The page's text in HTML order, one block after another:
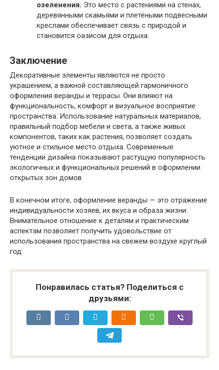
озеленения. Это место с растениями на стенах,
деревянными скамьями и плетёными подвесными
креслами обеспечивает связь с природой и
становится оазисом для отдыха.
Заключение
Декоративные элементы являются не просто
украшением, а важной составляющей гармоничного
оформления веранды и террасы. Они влияют на
функциональность, комфорт и визуальное восприятие
пространства. Использование натуральных материалов,
правильный подбор мебели и света, а также живых
компонентов, таких как растения, позволяет создать
уютное и стильное место отдыха. Современные
тенденции дизайна показывают растущую популярность
экологичных и функциональных решений в оформлении
открытых зон домов.
В конечном итоге, оформление веранды — это отражение
индивидуальности хозяев, их вкуса и образа жизни.
Внимательное отношение к деталям и практическим
аспектам позволяет получить удовольствие от
использования пространства на свежем воздухе круглый
год.
Понравилась статья? Поделиться с
друзьями: